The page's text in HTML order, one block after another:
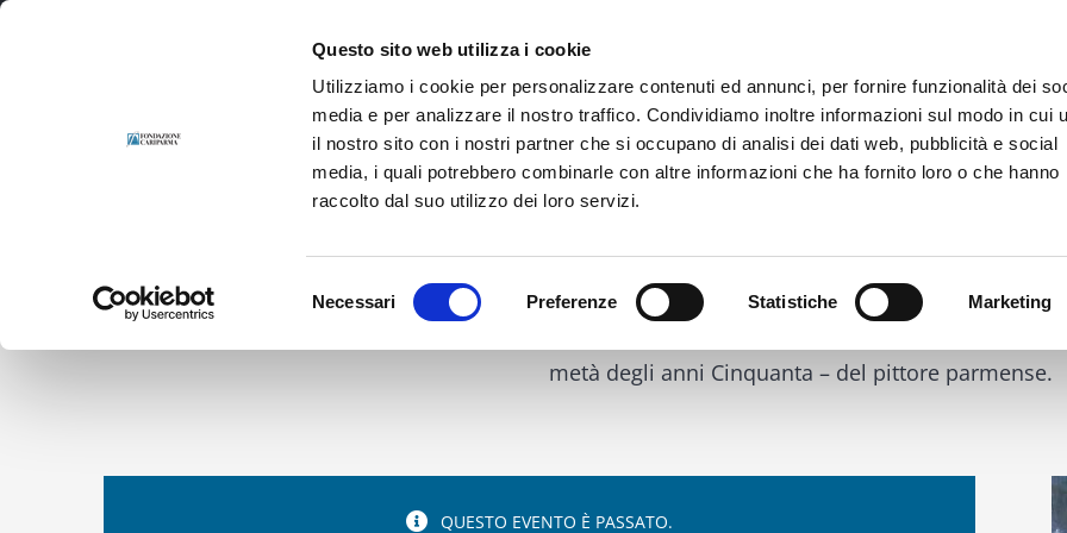
Questo sito web utilizza i cookie
Utilizziamo i cookie per personalizzare contenuti ed annunci, per fornire funzionalità dei
media e per analizzare il nostro traffico. Condividiamo inoltre informazioni sul modo in cui
il nostro sito con i nostri partner che si occupano di analisi dei dati web, pubblicità e social
media, i quali potrebbero combinarle con altre informazioni che ha fornito loro o che hanno
raccolto dal suo utilizzo dei loro servizi.
Necessari Preferenze Statistiche Marketing
Salta
Bruno Zoni
La figurazione emozionata: gli anni ’50 e ’70. La retrospettiva, curata da Luciano Caramel, ha
metà degli anni Cinquanta – del pittore parmense.
QUESTO EVENTO È PASSATO.